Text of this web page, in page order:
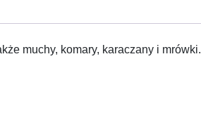
muchy, komary, karaczany i mrówki.